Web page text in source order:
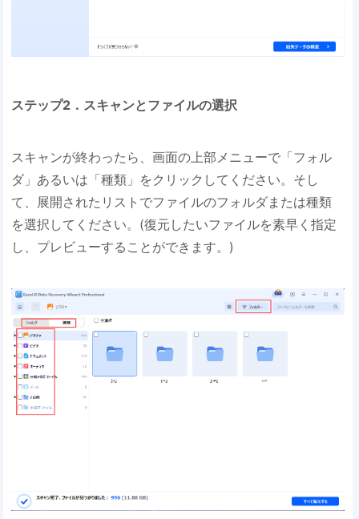
ステップ2．スキャンとファイルの選択
スキャンが終わったら、画面の上部メニューで「フォル
ダ」あるいは「種類」をクリックしてください。そし
て、展開されたリストでファイルのフォルダまたは種類
を選択してください。(復元したいファイルを素早く指定
し、プレビューすることができます。)